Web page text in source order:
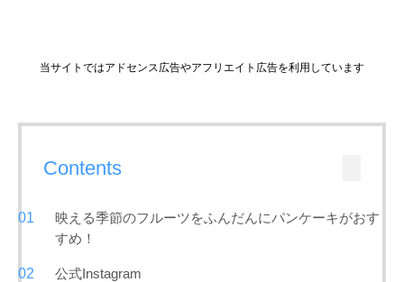
当サイトではアドセンス広告やアフリエイト広告を利用しています
Contents
映える季節のフルーツをふんだんにパンケーキがおす
すめ！
公式Instagram